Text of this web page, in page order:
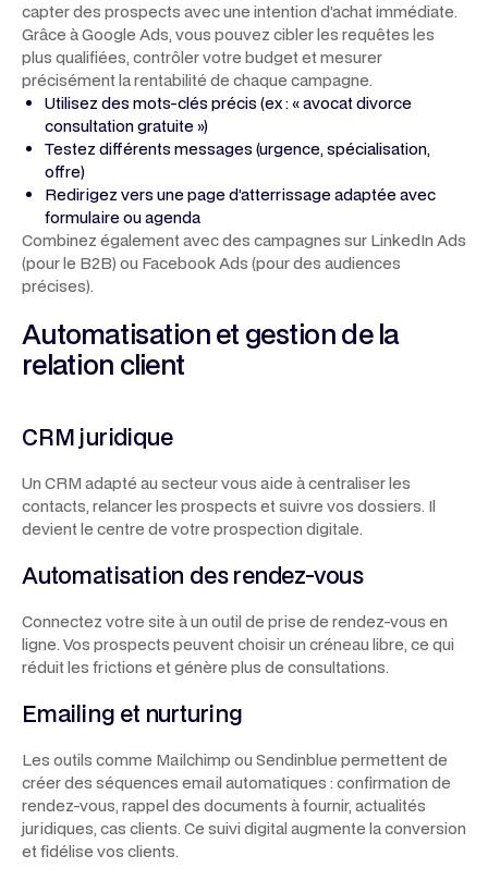
capter des prospects avec une intention d’achat immédiate.
Grâce à Google Ads, vous pouvez cibler les requêtes les
plus qualifiées, contrôler votre budget et mesurer
précisément la rentabilité de chaque campagne.
Utilisez des mots-clés précis (ex : « avocat divorce
consultation gratuite »)
Testez différents messages (urgence, spécialisation,
offre)
Redirigez vers une page d’atterrissage adaptée avec
formulaire ou agenda
Combinez également avec des campagnes sur LinkedIn Ads
(pour le B2B) ou Facebook Ads (pour des audiences
précises).
Automatisation et gestion de la
relation client
CRM juridique
Un CRM adapté au secteur vous aide à centraliser les
contacts, relancer les prospects et suivre vos dossiers. Il
devient le centre de votre prospection digitale.
Automatisation des rendez-vous
Connectez votre site à un outil de prise de rendez-vous en
ligne. Vos prospects peuvent choisir un créneau libre, ce qui
réduit les frictions et génère plus de consultations.
Emailing et nurturing
Les outils comme Mailchimp ou Sendinblue permettent de
créer des séquences email automatiques : confirmation de
rendez-vous, rappel des documents à fournir, actualités
juridiques, cas clients. Ce suivi digital augmente la conversion
et fidélise vos clients.